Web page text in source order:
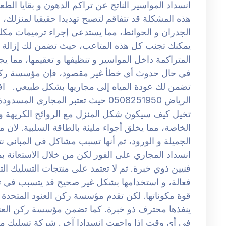
انسداد المواسير الناتج عن تراكم الدهون و بقايا
هذه المشكلة قد تتفاقم لتصبح تهديدا حقيقيا
الجدران و الحوائط، مما يستدعي إجراء ترميمات
يمكنك تجنب كل هذه المتاعب، حيث تضمن لك إزالة
المتراكمة داخل المواسير و تنظيفها و تعقيمها،
في حال حدوث أي خطأ غير مقصود، فإن مؤسسة ركن
تضمن لك عودة المياه إلى مجاريها بشكل
الرياض 0508251950 حيث تعتبر
تخيل كيف سيكون شكل المنزل مع الروائح الكريهة
الخاصة، مما يخلق أجواء مليئة بالطاقة السلبية. لان
الجميلة و الورود، ثم أنها تسبب مشاكل في
انسداد المجاري على الفور لكن من خلال
فنيين ذوي خبرة. ثم لا تعتمد على منتجات التسليك
فعالة، و استخدامها بشكل غير صحيح قد يتسبب في
قوة مكوناتها. لكن تقدم مؤسسة ركن العنود
ينفذها محترف ذو خبرة. كما تضمن مؤسسة ركن